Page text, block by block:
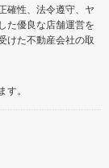
確性、法令遵守、ヤ
た優良な店舗運営を
けた不動産会社の取
。